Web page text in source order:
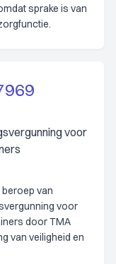
sprake is van
voor
van
voor
door TMA
van veiligheid en